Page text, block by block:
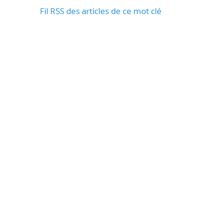
Fil RSS des articles de ce mot clé